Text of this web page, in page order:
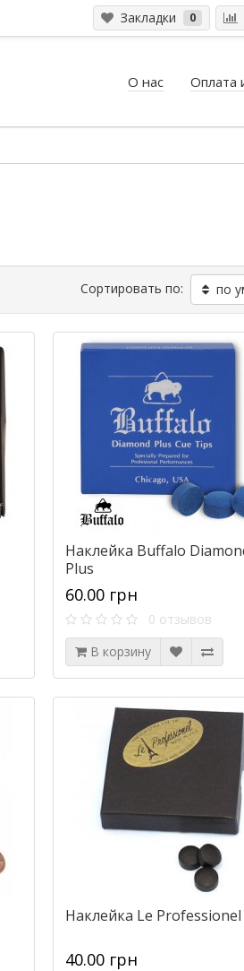
Закладки 0
О нас Оплата
Сортировать по: по
Наклейка Buffalo
Plus
60.00 грн
0 отзывов
В корзину
Наклейка Le Professionel
40.00 грн